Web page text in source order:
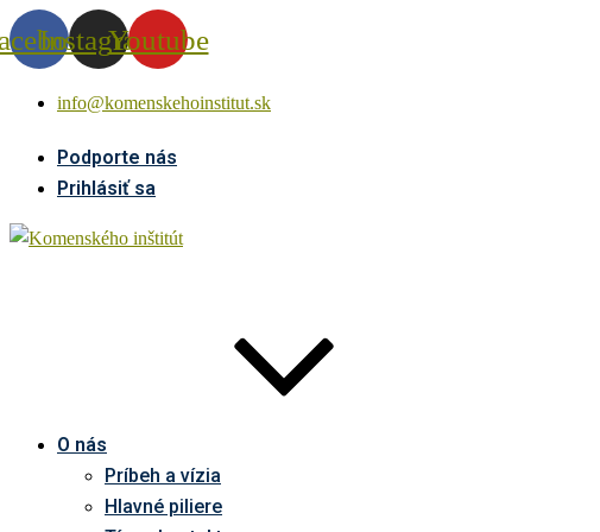
InstagramYoutube
info@komenskehoinstitut.sk
Podporte nás
Prihlásiť sa
O nás
Príbeh a vízia
Hlavné piliere